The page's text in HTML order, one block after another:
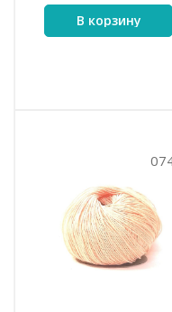
В корзину